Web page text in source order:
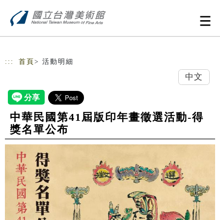
::: 首頁 > 活動明細
中文
中華民國第41屆版印年畫徵選活動-得
獎名單公布